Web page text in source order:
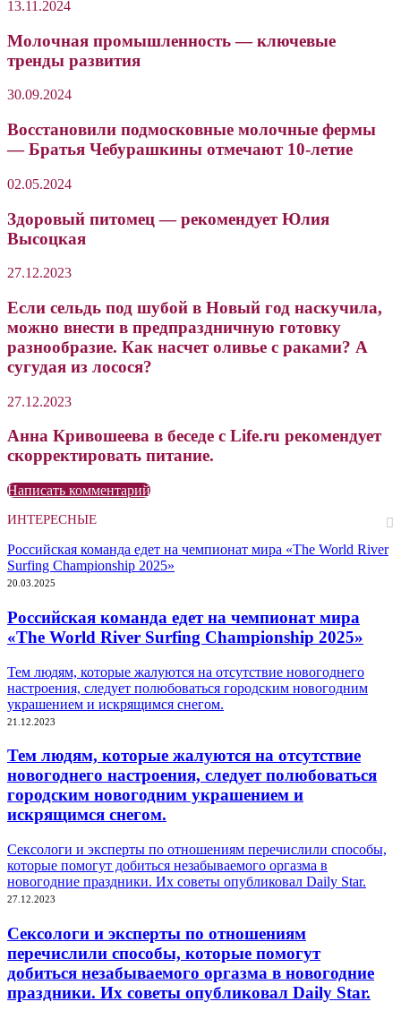
13.11.2024
Молочная промышленность — ключевые
тренды развития
30.09.2024
Восстановили подмосковные молочные фермы
— Братья Чебурашкины отмечают 10-летие
02.05.2024
Здоровый питомец — рекомендует Юлия
Высоцкая
27.12.2023
Если сельдь под шубой в Новый год наскучила,
можно внести в предпраздничную готовку
разнообразие. Как насчет оливье с раками? А
сугудая из лосося?
27.12.2023
Анна Кривошеева в беседе с Life.ru рекомендует
скорректировать питание.
Написать комментарий
ИНТЕРЕСНЫЕ
Российская команда едет на чемпионат мира «The World River
Surfing Championship 2025»
20.03.2025
Российская команда едет на чемпионат мира
«The World River Surfing Championship 2025»
Тем людям, которые жалуются на отсутствие новогоднего
настроения, следует полюбоваться городским новогодним
украшением и искрящимся снегом.
21.12.2023
Тем людям, которые жалуются на отсутствие
новогоднего настроения, следует полюбоваться
городским новогодним украшением и
искрящимся снегом.
Сексологи и эксперты по отношениям перечислили способы,
которые помогут добиться незабываемого оргазма в
новогодние праздники. Их советы опубликовал Daily Star.
27.12.2023
Сексологи и эксперты по отношениям
перечислили способы, которые помогут
добиться незабываемого оргазма в новогодние
праздники. Их советы опубликовал Daily Star.